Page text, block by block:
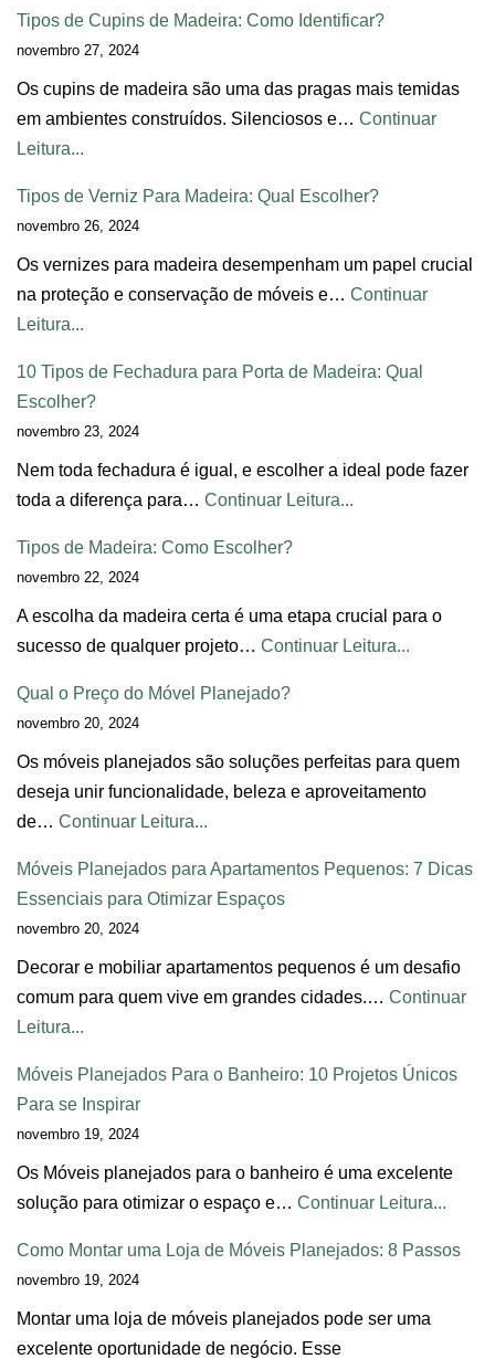
Tipos de Cupins de Madeira: Como Identificar?
novembro 27, 2024
Os cupins de madeira são uma das pragas mais temidas
em ambientes construídos. Silenciosos e… Continuar
Leitura...
Tipos de Verniz Para Madeira: Qual Escolher?
novembro 26, 2024
Os vernizes para madeira desempenham um papel crucial
na proteção e conservação de móveis e… Continuar
Leitura...
10 Tipos de Fechadura para Porta de Madeira: Qual
Escolher?
novembro 23, 2024
Nem toda fechadura é igual, e escolher a ideal pode fazer
toda a diferença para… Continuar Leitura...
Tipos de Madeira: Como Escolher?
novembro 22, 2024
A escolha da madeira certa é uma etapa crucial para o
sucesso de qualquer projeto… Continuar Leitura...
Qual o Preço do Móvel Planejado?
novembro 20, 2024
Os móveis planejados são soluções perfeitas para quem
deseja unir funcionalidade, beleza e aproveitamento
de… Continuar Leitura...
Móveis Planejados para Apartamentos Pequenos: 7 Dicas
Essenciais para Otimizar Espaços
novembro 20, 2024
Decorar e mobiliar apartamentos pequenos é um desafio
comum para quem vive em grandes cidades.… Continuar
Leitura...
Móveis Planejados Para o Banheiro: 10 Projetos Únicos
Para se Inspirar
novembro 19, 2024
Os Móveis planejados para o banheiro é uma excelente
solução para otimizar o espaço e… Continuar Leitura...
Como Montar uma Loja de Móveis Planejados: 8 Passos
novembro 19, 2024
Montar uma loja de móveis planejados pode ser uma
excelente oportunidade de negócio. Esse